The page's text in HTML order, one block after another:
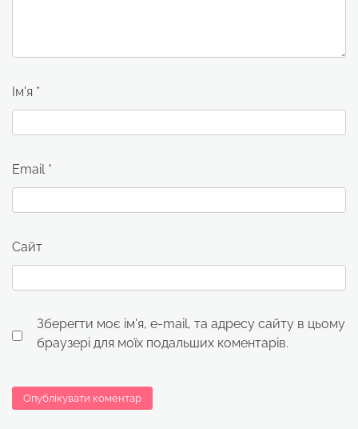
Ім'я *
Email *
Сайт
Зберегти моє ім'я, e-mail, та адресу сайту в цьому
браузері для моїх подальших коментарів.